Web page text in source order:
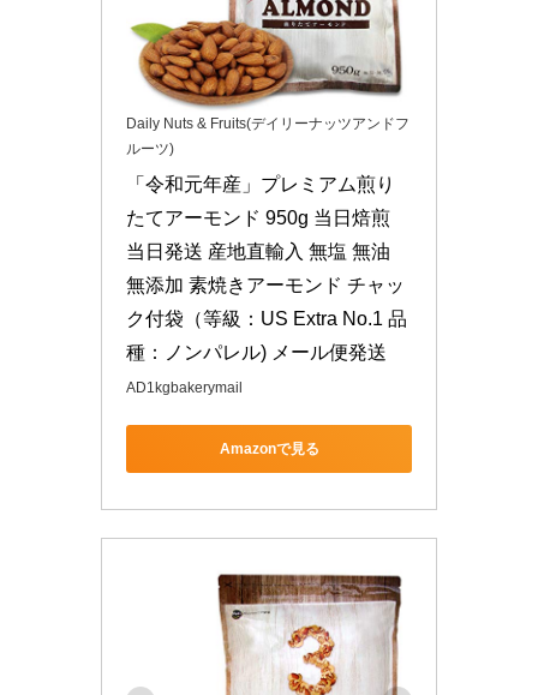
Daily Nuts & Fruits(デイリーナッツアンドフ
ルーツ)
「令和元年産」プレミアム煎り
たてアーモンド 950g 当日焙煎
当日発送 産地直輸入 無塩 無油
無添加 素焼きアーモンド チャッ
ク付袋（等級：US Extra No.1 品
種：ノンパレル) メール便発送
AD1kgbakerymail
Amazonで見る